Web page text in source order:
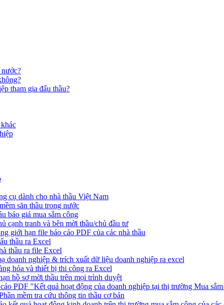
tham gia đấu thầu?
cụ dành cho nhà thầu Việt Nam
săn thầu trong nước
báo giá mua sắm công
cạnh tranh và bên mời thầu/chủ đầu tư
giới hạn file báo cáo PDF của các nhà thầu
thầu ra Excel
thầu ra file Excel
doanh nghiệp & trích xuất dữ liệu doanh nghiệp ra excel
hóa và thiết bị thi công ra Excel
hồ sơ mời thầu trên mọi trình duyệt
PDF "Kết quả hoạt động của doanh nghiệp tại thị trường Mua
mềm tra cứu thông tin thầu cơ bản